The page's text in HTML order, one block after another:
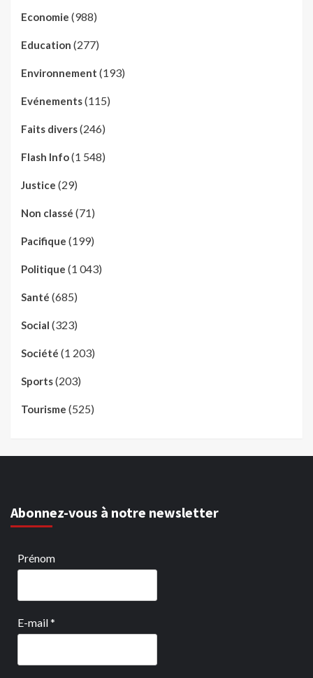
Economie (988)
Education (277)
Environnement (193)
Evénements(115)
Faits divers(246)
Flash Info(1 548)
Justice (29)
Non classé (71)
Pacifique (199)
Politique (1 043)
Santé (685)
Social (323)
Société (1 203)
Sports(203)
Tourisme (525)
Abonnez-vous à notre newsletter
Prénom
E-mail*